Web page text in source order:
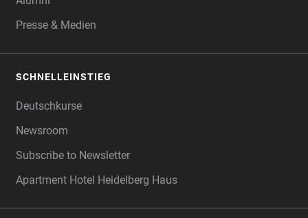
Presse & Medien
SCHNELLEINSTIEG
Deutschkurse
Newsroom
Subscribe to Newsletter
Apartment Hotel Heidelberg Haus